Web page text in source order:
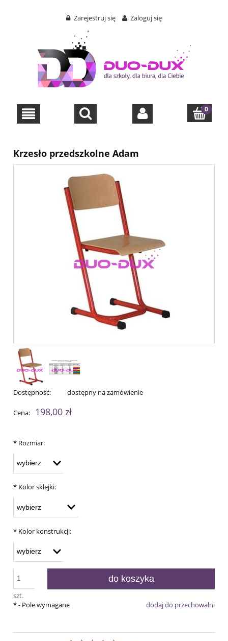
Zarejestruj się Zaloguj się
Krzesło przedszkolne Adam
Dostępność: dostępny na zamówienie
Cena: 198,00 zł
* Rozmiar:
* Kolor sklejki:
* Kolor konstrukcji:
szt.
do koszyka
dodaj do przechowalni
*- Pole wymagane